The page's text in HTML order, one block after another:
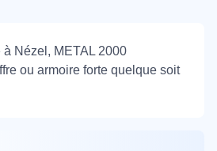
Nézel, METAL 2000
ou armoire forte quelque soit